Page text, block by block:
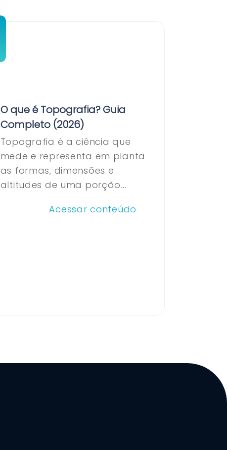
O que é Topografia? Guia
Completo (2026)
Topografia é a ciência que
mede e representa em planta
as formas, dimensões e
altitudes de uma porção...
Acessar conteúdo